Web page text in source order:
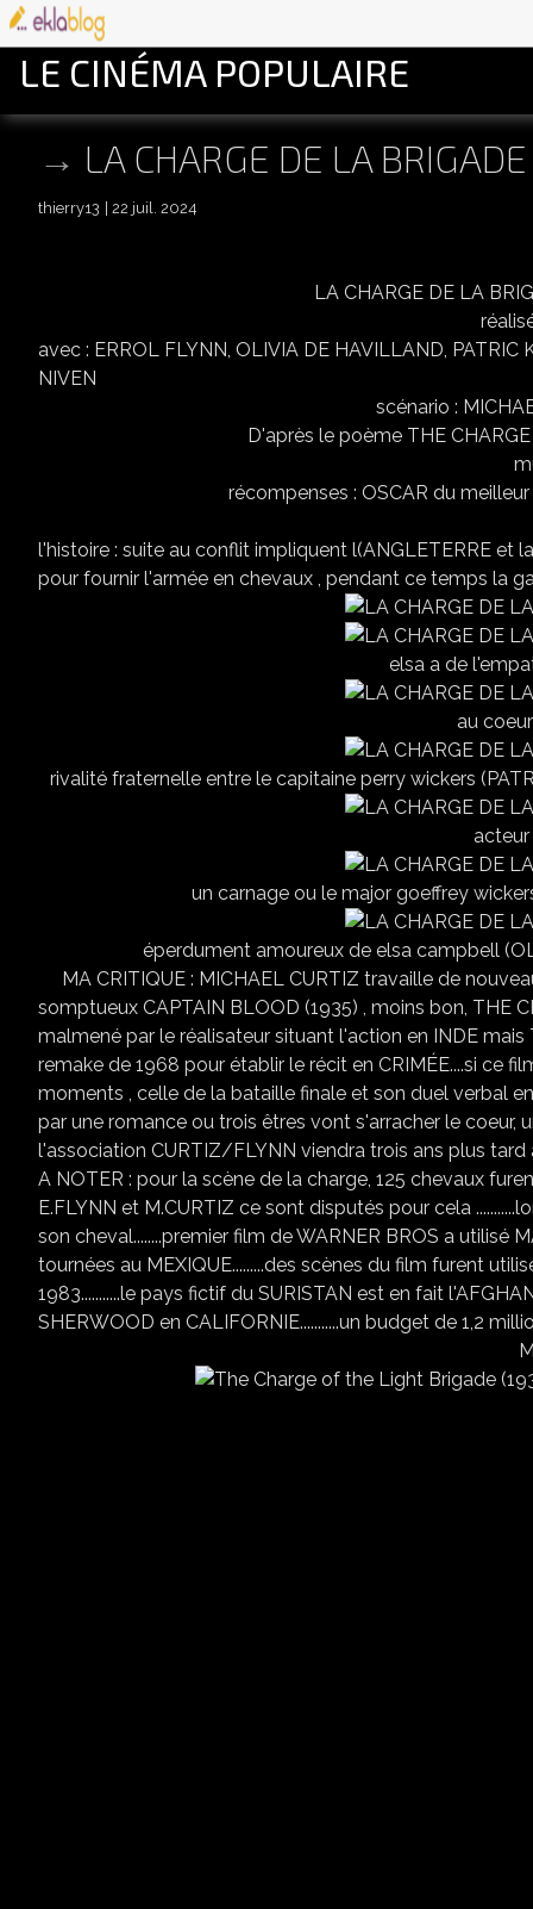
LE CINÉMA POPULAIRE
LA CHARGE DE LA
thierry13 22 juil. 2024
LA CHARGE DE LA BRIGADE
réalisé par
avec : ERROL FLYNN, OLIVIA DE HAVILLAND, PATRIC
NIVEN
scénario : MICHAEL JACOBY,
D'après le poème THE CHARGE OF THE
musique : MAX
récompenses : OSCAR du meilleur
l'histoire : suite au conflit impliquent l(ANGLETERRE et
pour fournir l'armée en chevaux , pendant ce temps la
elsa a de
au
rivalité fraternelle entre le capitaine perry wickers
un carnage ou le major goeffrey
éperdument amoureux de elsa campbell
MA CRITIQUE : MICHAEL CURTIZ travaille de
somptueux CAPTAIN BLOOD (1935) , moins bon, THE
malmené par le réalisateur situant l'action en INDE
remake de 1968 pour établir le récit en CRIMÉE....si ce
moments , celle de la bataille finale et son duel verbal
par une romance ou trois êtres vont s'arracher le
l'association CURTIZ/FLYNN viendra trois ans plus tard
A NOTER : pour la scène de la charge, 125 chevaux
E.FLYNN et M.CURTIZ ce sont disputés pour cela
son cheval........premier film de WARNER BROS a utilisé
tournées au MEXIQUE.........des scènes du film furent
1983...........le pays fictif du SURISTAN est en fait
SHERWOOD en CALIFORNIE...........un budget de 1,2
MA NOTE :